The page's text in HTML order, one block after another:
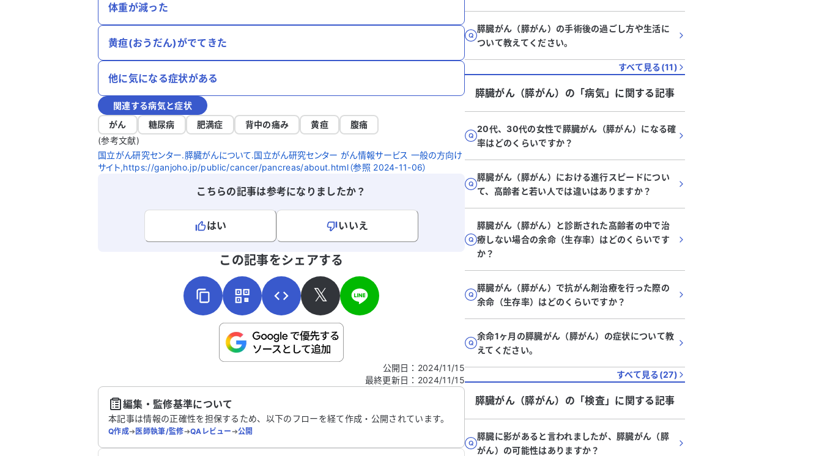
体重が減った
黄疸(おうだん)がでてきた
他に気になる症状がある
関連する病気と症状
がん
糖尿病 肥満症 背中の痛み 黄疸
腹痛
(参考文献)
国立がん研究センター.膵臓がんについて.国立がん研究センター がん情報サービス 一般の方向け
サイト,https://ganjoho.jp/public/cancer/pancreas/about.html（参照 2024-11-06）
こちらの記事は参考になりましたか？
はい
いいえ
こちらは送信専用のフォームです。氏名やご自身の病気の詳細などの個人情報は入れないでくだ
この記事をシェアする
𝕏
公開日 ： 2024/11/15
最終更新日 ： 2024/11/15
編集・監修基準について
本記事は情報の正確性を担保するため、以下のフローを経て作成・公開されています。
Q作成➔医師執筆/監修➔QAレビュー➔公開
膵臓がん（膵がん）の手術後の過ごし方や生活に
ついて教えてください。
すべて見る(11)
膵臓がん（膵がん） の「病気」に関する記事
20代、30代の女性で膵臓がん（膵がん）になる確
率はどのくらいですか？
膵臓がん（膵がん）における進行スピードについ
て、高齢者と若い人では違いはありますか？
膵臓がん（膵がん）と診断された高齢者の中で治
療しない場合の余命（生存率）はどのくらいです
か？
膵臓がん（膵がん）で抗がん剤治療を行った際の
余命（生存率）はどのくらいですか？
余命1ヶ月の膵臓がん（膵がん）の症状について教
えてください。
すべて見る(27)
膵臓がん（膵がん） の「検査」に関する記事
膵臓に影があると言われましたが、膵臓がん（膵
がん）の可能性はありますか？